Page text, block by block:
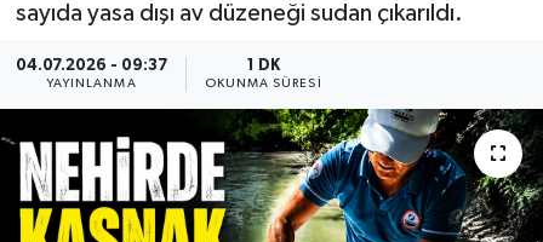
sayıda yasa dışı av düzeneği sudan çıkarıldı.
04.07.2026 - 09:37
YAYINLANMA
1 DK
OKUNMA SÜRESI